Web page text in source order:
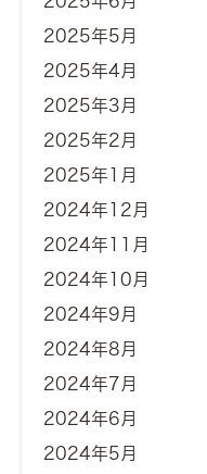
2025年5月
2025年4月
2025年3月
2025年2月
2025年1月
2024年12月
2024年11月
2024年10月
2024年9月
2024年8月
2024年7月
2024年6月
2024年5月